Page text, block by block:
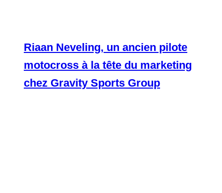
Riaan Neveling, un ancien pilote
motocross à la tête du marketing
chez Gravity Sports Group